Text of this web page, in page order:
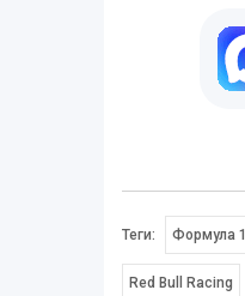
Теги: Формула 1
Red Bull Racing